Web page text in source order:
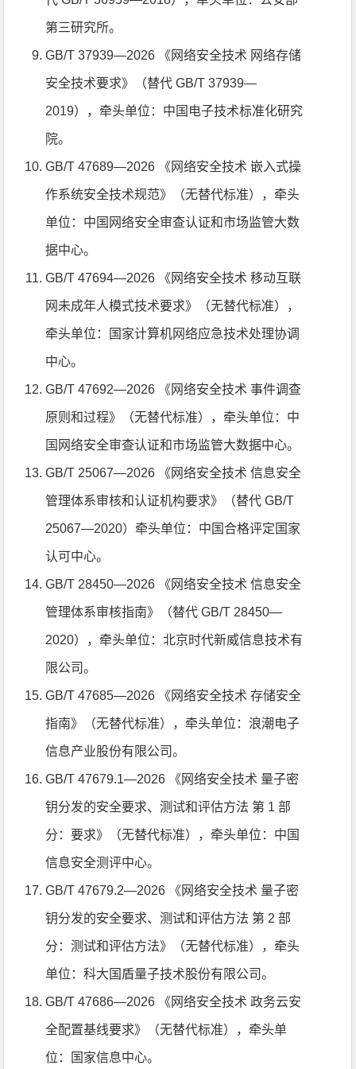
第三研究所。
GB/T 37939—2026 《网络安全技术 网络存储
安全技术要求》（替代 GB/T 37939—
2019），牵头单位：中国电子技术标准化研究
院。
GB/T 47689—2026 《网络安全技术 嵌入式操
作系统安全技术规范》（无替代标准），牵头
单位：中国网络安全审查认证和市场监管大数
据中心。
GB/T 47694—2026 《网络安全技术 移动互联
网未成年人模式技术要求》（无替代标准），
牵头单位：国家计算机网络应急技术处理协调
中心。
GB/T 47692—2026 《网络安全技术 事件调查
原则和过程》（无替代标准），牵头单位：中
国网络安全审查认证和市场监管大数据中心。
GB/T 25067—2026 《网络安全技术 信息安全
管理体系审核和认证机构要求》（替代 GB/T
25067—2020）牵头单位：中国合格评定国家
认可中心。
GB/T 28450—2026 《网络安全技术 信息安全
管理体系审核指南》（替代 GB/T 28450—
2020），牵头单位：北京时代新威信息技术有
限公司。
GB/T 47685—2026 《网络安全技术 存储安全
指南》（无替代标准），牵头单位：浪潮电子
信息产业股份有限公司。
GB/T 47679.1—2026 《网络安全技术 量子密
钥分发的安全要求、测试和评估方法 第 1 部
分：要求》（无替代标准），牵头单位：中国
信息安全测评中心。
GB/T 47679.2—2026 《网络安全技术 量子密
钥分发的安全要求、测试和评估方法 第 2 部
分：测试和评估方法》（无替代标准），牵头
单位：科大国盾量子技术股份有限公司。
GB/T 47686—2026 《网络安全技术 政务云安
全配置基线要求》（无替代标准），牵头单
位：国家信息中心。